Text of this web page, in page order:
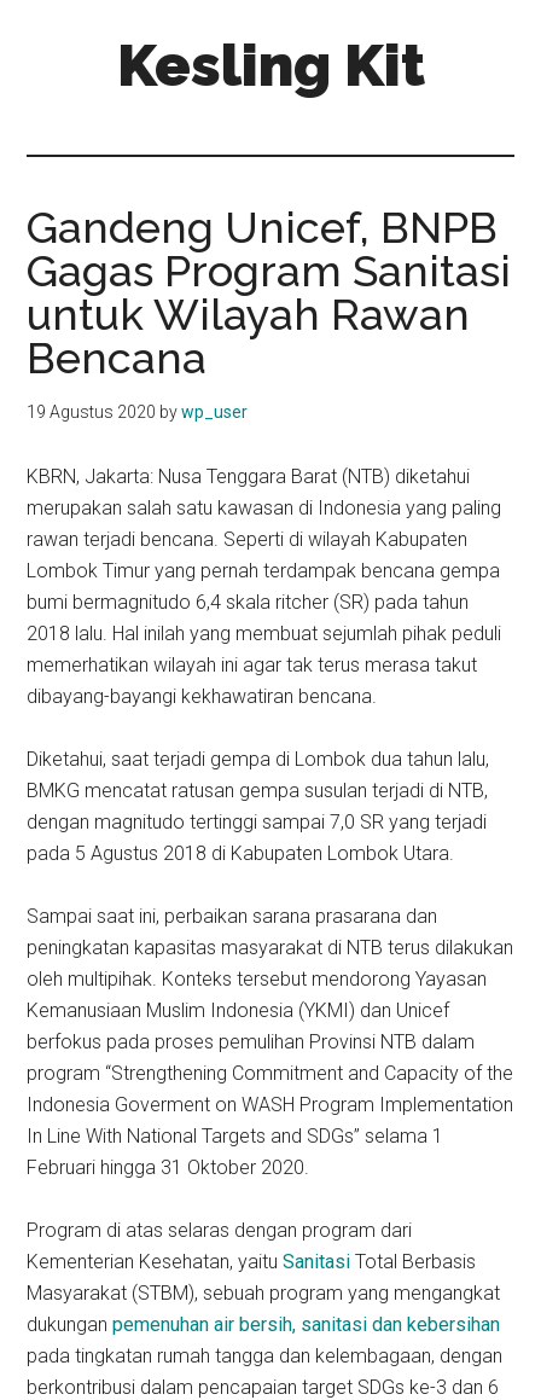
Kesling Kit
Gandeng Unicef, BNPB
Gagas Program Sanitasi
untuk Wilayah Rawan
Bencana
19 Agustus 2020 bywp_user
KBRN, Jakarta: Nusa Tenggara Barat (NTB) diketahui
merupakan salah satu kawasan di Indonesia yang paling
rawan terjadi bencana. Seperti di wilayah Kabupaten
Lombok Timur yang pernah terdampak bencana gempa
bumi bermagnitudo 6,4 skala ritcher (SR) pada tahun
2018 lalu. Hal inilah yang membuat sejumlah pihak peduli
memerhatikan wilayah ini agar tak terus merasa takut
dibayang-bayangi kekhawatiran bencana.
Diketahui, saat terjadi gempa di Lombok dua tahun lalu,
BMKG mencatat ratusan gempa susulan terjadi di NTB,
dengan magnitudo tertinggi sampai 7,0 SR yang terjadi
pada 5 Agustus 2018 di Kabupaten Lombok Utara.
Sampai saat ini, perbaikan sarana prasarana dan
peningkatan kapasitas masyarakat di NTB terus dilakukan
oleh multipihak. Konteks tersebut mendorong Yayasan
Kemanusiaan Muslim Indonesia (YKMI) dan Unicef
berfokus pada proses pemulihan Provinsi NTB dalam
program “Strengthening Commitment and Capacity of the
Indonesia Goverment on WASH Program Implementation
In Line With National Targets and SDGs” selama 1
Februari hingga 31 Oktober 2020.
Program di atas selaras dengan program dari
Kementerian Kesehatan, yaituSanitasi Total Berbasis
Masyarakat (STBM), sebuah program yang mengangkat
dukunganpemenuhan air bersih, sanitasi dan kebersihan
pada tingkatan rumah tangga dan kelembagaan, dengan
berkontribusi dalam pencapaian target SDGs ke-3 dan 6